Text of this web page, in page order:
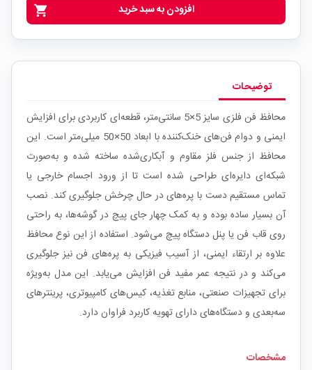
shopping_cart افزودن به سبد خرید
توضیحات
محافظ فن فلزی سایز 5×5 سانتی‌متر، قطعه‌ای کاربردی برای افزایش
ایمنی و دوام فن‌های خنک‌کننده با ابعاد 50×50 میلی‌متر است. این
محافظ از جنس فلز مقاوم و آبکاری‌شده ساخته شده و به‌صورت
شبکه‌ای دایره‌ای طراحی شده است تا از ورود اجسام خارجی یا
تماس مستقیم دست با پره‌های در حال چرخش جلوگیری کند. نصب
آن بسیار ساده بوده و به کمک چهار جای پیچ در گوشه‌ها، به راحتی
روی قاب فن یا پنل دستگاه پیچ می‌شود. استفاده از این نوع محافظ
علاوه بر ارتقاء ایمنی، از آسیب فیزیکی به پره‌های فن نیز جلوگیری
می‌کند و در نتیجه عمر مفید فن افزایش می‌یابد. این مدل به‌ویژه
برای تجهیزات صنعتی، منابع تغذیه، کیس‌های کامپیوتری، پرینترهای
سه‌بعدی و دستگاه‌های دارای تهویه کاربرد فراوان دارد.
مشخصات